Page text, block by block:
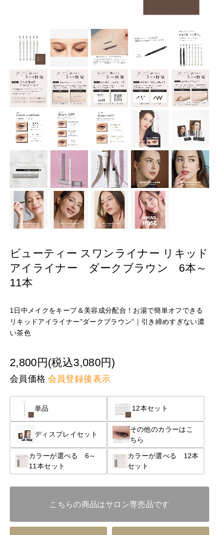
ビューティー スワンライナー リキッド
アイライナー ダークブラウン 6本～
11本
1日中メイクをキープ＆美容成分配合！お湯で簡単オフできる
リキッドアイライナー”ダークブラウン”｜引き締めすぎない濃
い茶色
2,800円(税込3,080円)
会員価格 会員登録後表示
単品 12本セット
ディスプレイセット
その他のカラーはこ
ちら
カラーが選べる 6～
11本セット
カラーが選べる 12本
セット
こちらの商品はサロン専売品です